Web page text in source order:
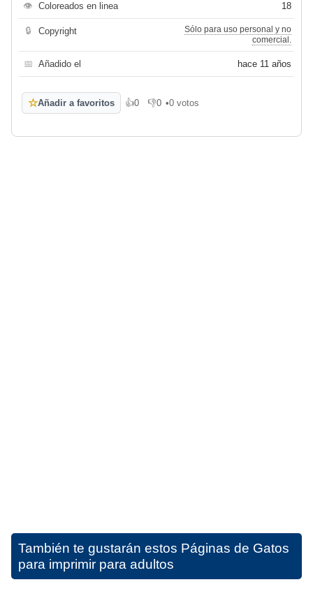
👁 Coloreados en linea 18
🔒 Copyright
Sólo para uso personal y no
comercial.
📅 Añadido el hace 11 años
☆Añadir a favoritos 👍0
Me gusta
👎0
No me gusta
•0 votos
También te gustarán estos Páginas de Gatos
para imprimir para adultos